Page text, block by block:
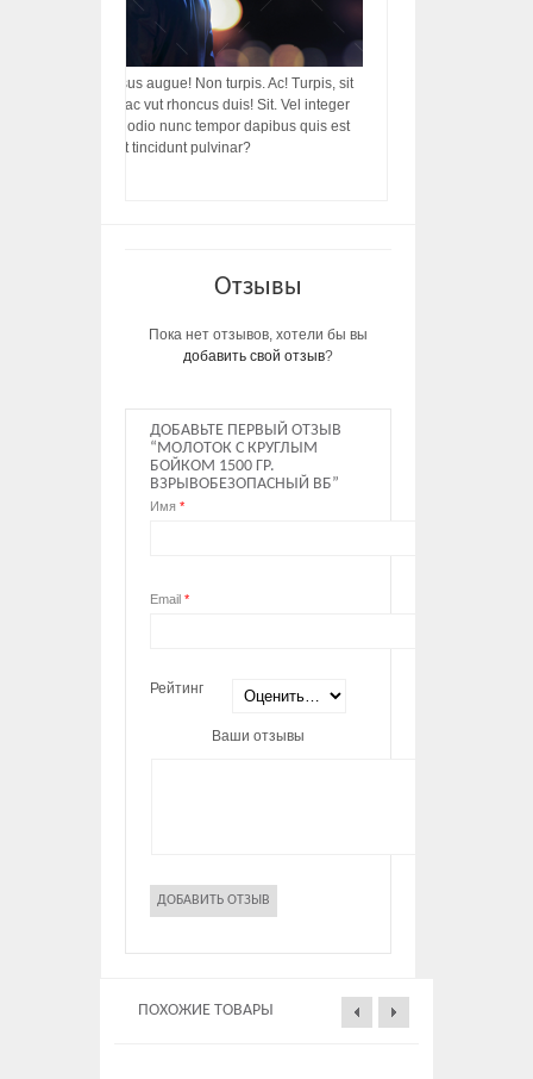
integer! Risus augue! Non turpis. Ac! Turpis, sit
rhoncus porttitor ac vut rhoncus duis! Sit. Vel integer
ut diam porttitor odio nunc tempor dapibus quis est
dictumst, vel amet tincidunt pulvinar?
Отзывы
Пока нет отзывов, хотели бы вы
добавить свой отзыв?
ДОБАВЬТЕ ПЕРВЫЙ ОТЗЫВ
“МОЛОТОК С КРУГЛЫМ
БОЙКОМ 1500 ГР.
ВЗРЫВОБЕЗОПАСНЫЙ ВБ”
Имя *
Email *
Рейтинг
Ваши отзывы
ПОХОЖИЕ ТОВАРЫ